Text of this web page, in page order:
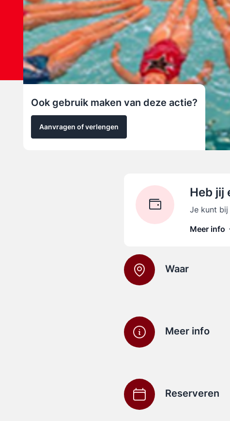
Ook gebruik maken van deze actie?
Aanvragen of verlengen
Heb jij
Je kunt bij
Meer info
Waar
Meer info
Reserveren